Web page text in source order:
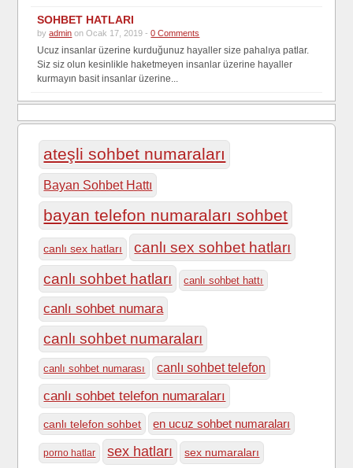
SOHBET HATLARI
byadmin on Ocak 17, 2019 -0 Comments
Ucuz insanlar üzerine kurduğunuz hayaller size pahalıya patlar.
Siz siz olun kesinlikle haketmeyen insanlar üzerine hayaller
kurmayın basit insanlar üzerine...
ateşli sohbet numaraları
Bayan Sohbet Hattı
bayan telefon numaraları sohbet
canlı sex hatları
canlı sex sohbet hatları
canlı sohbet hatları
canlı sohbet hattı
canlı sohbet numara
canlı sohbet numaraları
canlı sohbet numarası canlı sohbet telefon
canlı sohbet telefon numaraları
canlı telefon sohbet en ucuz sohbet numaraları
porno hatlar sex hatları sex numaraları